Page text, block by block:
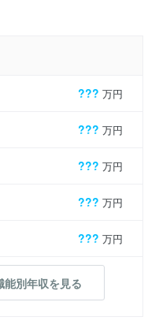
??? 万円
??? 万円
??? 万円
??? 万円
??? 万円
能別年収を見る